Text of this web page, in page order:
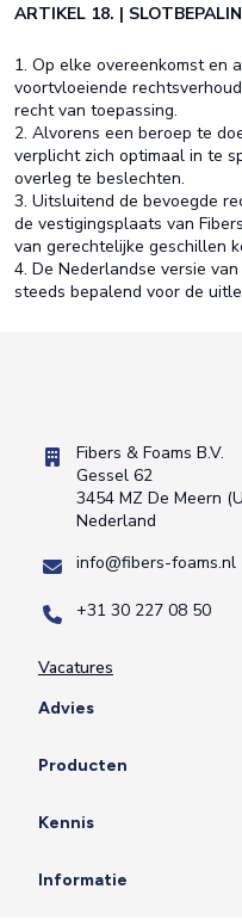
ARTIKEL 18. |
1. Op elke overeenkomst en
voortvloeiende
recht van toepassing.
2. Alvorens een beroep te
verplicht zich optimaal in te
overleg te beslechten.
3. Uitsluitend de bevoegde
de vestigingsplaats van
van gerechtelijke geschillen
4. De Nederlandse versie
steeds bepalend voor de
Fibers & Foams B.V.
Gessel 62
3454 MZ De Meern
Nederland
info@fibers-foams.nl
+31 30 227 08 50
Vacatures
Advies
Producten
Kennis
Informatie